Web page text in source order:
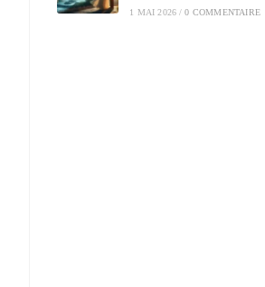
1 MAI 2026 / 0 COMMENTAIRE